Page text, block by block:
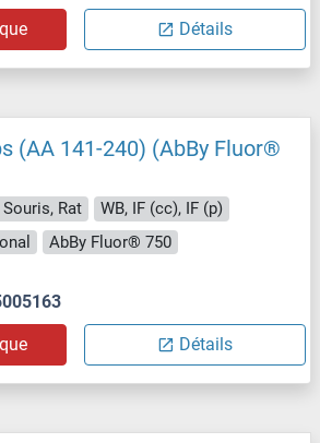
Détails
(AA 141-240) (AbBy Fluor®
Rat
WB, IF (cc), IF (p)
AbBy Fluor® 750
Détails